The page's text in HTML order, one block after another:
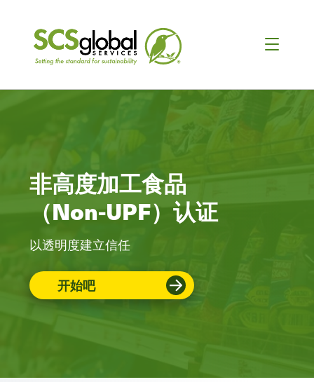
非高度加工食品
（Non-UPF）认证
以透明度建立信任
开始吧